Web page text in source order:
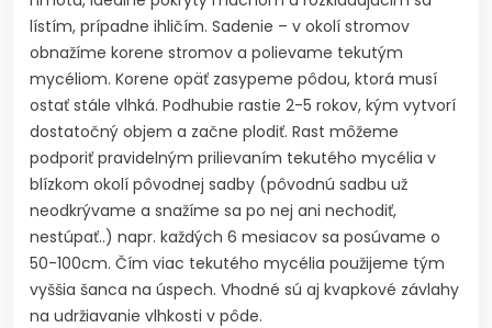
lístím, prípadne ihličím. Sadenie – v okolí stromov
obnažíme korene stromov a polievame tekutým
mycéliom. Korene opäť zasypeme pôdou, ktorá musí
ostať stále vlhká. Podhubie rastie 2-5 rokov, kým vytvorí
dostatočný objem a začne plodiť. Rast môžeme
podporiť pravidelným prilievaním tekutého mycélia v
blízkom okolí pôvodnej sadby (pôvodnú sadbu už
neodkrývame a snažíme sa po nej ani nechodiť,
nestúpať..) napr. každých 6 mesiacov sa posúvame o
50-100cm. Čím viac tekutého mycélia použijeme tým
vyššia šanca na úspech. Vhodné sú aj kvapkové závlahy
na udržiavanie vlhkosti v pôde.